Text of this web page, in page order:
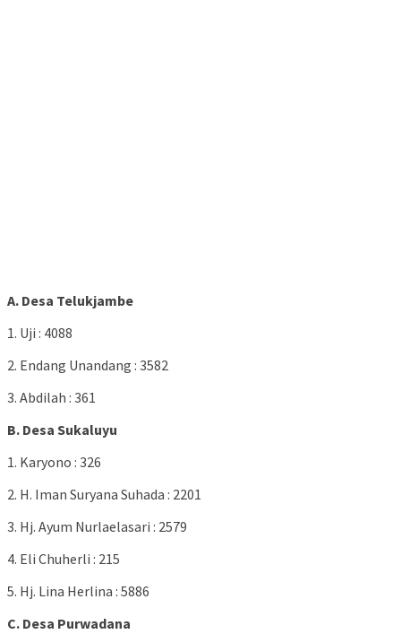
A. Desa Telukjambe
1. Uji : 4088
2. Endang Unandang : 3582
3. Abdilah : 361
B. Desa Sukaluyu
1. Karyono : 326
2. H. Iman Suryana Suhada : 2201
3. Hj. Ayum Nurlaelasari : 2579
4. Eli Chuherli : 215
5. Hj. Lina Herlina : 5886
C. Desa Purwadana